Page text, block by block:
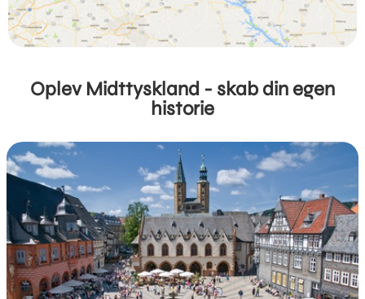
Oplev Midttyskland - skab din egen
historie